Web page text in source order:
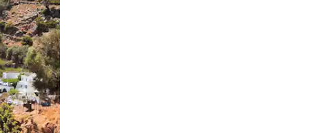
ができます。